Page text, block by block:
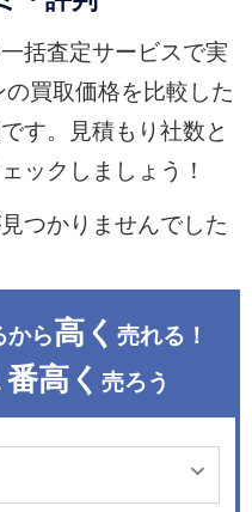
括査定サービスで実
買取価格を比較した
す。見積もり社数と
ックしましょう！
つかりませんでした
から高く 売れる！
番高く 売ろう